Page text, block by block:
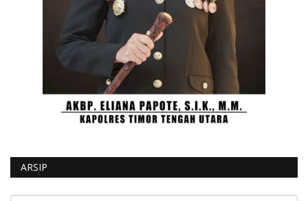
ARSIP